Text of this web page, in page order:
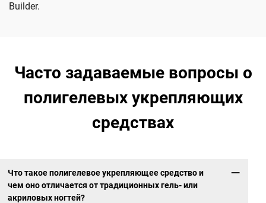
Builder.
Часто задаваемые вопросы о
полигелевых укрепляющих
средствах
Что такое полигелевое укрепляющее средство и
чем оно отличается от традиционных гель- или
акриловых ногтей?